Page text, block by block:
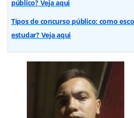
público? Veja aqui
Tipos de concurso público: como
estudar? Veja aqui